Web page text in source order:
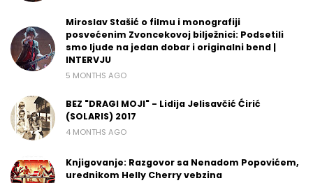
Miroslav Stašić o filmu i monografiji
posvećenim Zvoncekovoj bilježnici: Podsetili
smo ljude na jedan dobar i originalni bend |
INTERVJU
5 MONTHS AGO
BEZ "DRAGI MOJI" - Lidija Jelisavčić Ćirić
(SOLARIS) 2017
4 MONTHS AGO
Knjigovanje: Razgovor sa Nenadom Popovićem,
urednikom Helly Cherry vebzina